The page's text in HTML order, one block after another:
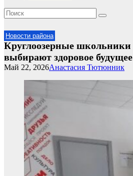
Новости района
Круглоозерные школьники
выбирают здоровое будущее
Анастасия Тютюнник
Май 22, 2026